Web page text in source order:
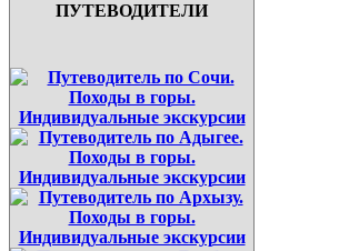
ПУТЕВОДИТЕЛИ